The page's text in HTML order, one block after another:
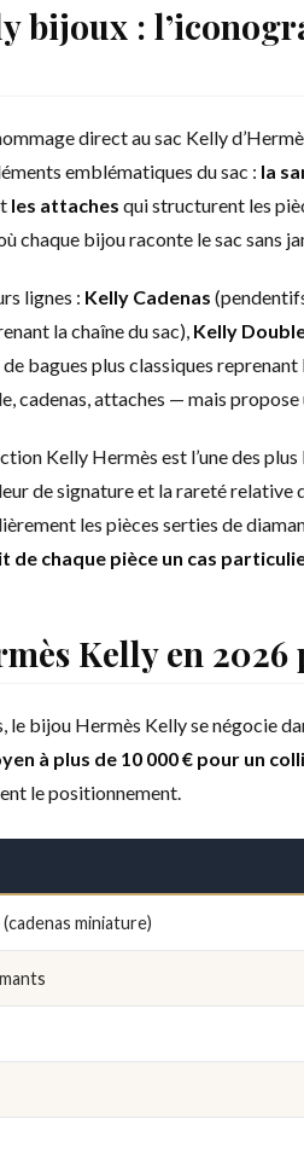
bijoux :
direct au sac Kelly
emblématiques du sac : la
les attaches qui structurent les
chaque bijou raconte le sac sans
lignes : Kelly Cadenas
la chaîne du sac), Kelly
bagues plus classiques
cadenas, attaches — mais
Kelly Hermès est l’une des
de signature et la rareté
les pièces serties de
chaque pièce un cas
Kelly en 2026
le bijou Hermès Kelly se négocie
à plus de 10 000 € pour un
le positionnement.
miniature)